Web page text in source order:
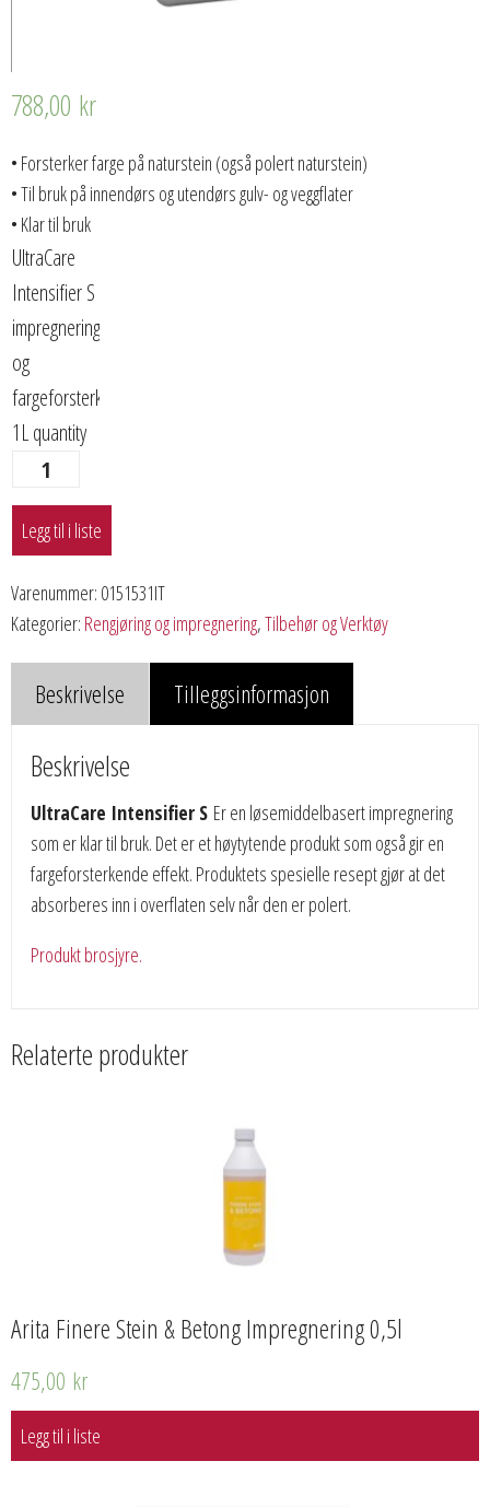
788,00 kr
• Forsterker farge på naturstein (også polert naturstein)
• Til bruk på innendørs og utendørs gulv- og veggflater
• Klar til bruk
UltraCare
Intensifier S
impregnering
og
fargeforsterker
1L quantity
Legg til i liste
Varenummer: 0151531IT
Kategorier: Rengjøring og impregnering,Tilbehør og Verktøy
Beskrivelse Tilleggsinformasjon
Beskrivelse
UltraCare Intensifier S Er en løsemiddelbasert impregnering
som er klar til bruk. Det er et høytytende produkt som også gir en
fargeforsterkende effekt. Produktets spesielle resept gjør at det
absorberes inn i overflaten selv når den er polert.
Produkt brosjyre.
Relaterte produkter
Arita Finere Stein & Betong Impregnering 0,5l
475,00 kr
Legg til i liste